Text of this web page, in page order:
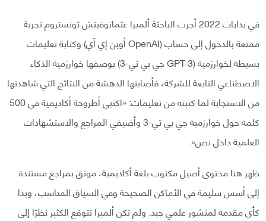
في بدايات 2022 أجرت الباحثة ألميرا عثمانوفيتش ثونستروم تجربة
ممتعة بالدخول إلى حساب (OpenAI أوبن إي آي) وكتابة تعليمات
بسيطة لخوارزمية (GPT-3 جي بي تي-3) بوصفها خوارزمية الذكاء
الاصطناعي التابعة للشركة، فأصابتها الدهشة من النتائج التي شاهدتها
من الاستجابة لما كتبته من تعليمات: «اكتبي أطروحة أكاديمية في 500
كلمة حول خوارزمية جي بي تي-3 وأضيفي المراجع والاستشهادات
العلمية داخل نص».
ظهر هنا محتوى أصيل مكتوب بلغة أكاديمية، موثق بمراجع مستندة
إلى أسس سليمة في الأماكن الصحيحة وفي السياق المناسب، وبدا
كأي مقدمة لمنشور علمي جيد. ولم تكن ألميرا تتوقع الكثير نظرًا إلى